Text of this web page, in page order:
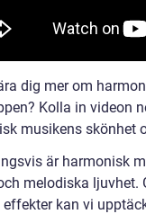
dig mer om
Kolla in videon
musikens skönhet
är harmonisk
melodiska ljuvhet.
kan vi